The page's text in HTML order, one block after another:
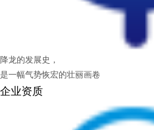
降龙的发展史，
是一幅气势恢宏的壮丽画卷
企业资质